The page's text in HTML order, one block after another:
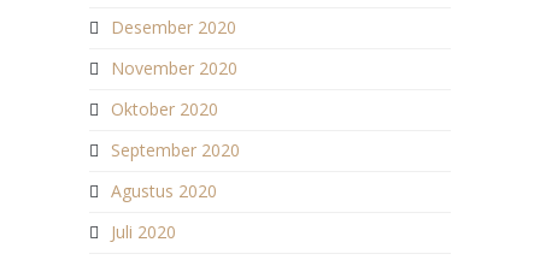
Desember 2020
November 2020
Oktober 2020
September 2020
Agustus 2020
Juli 2020